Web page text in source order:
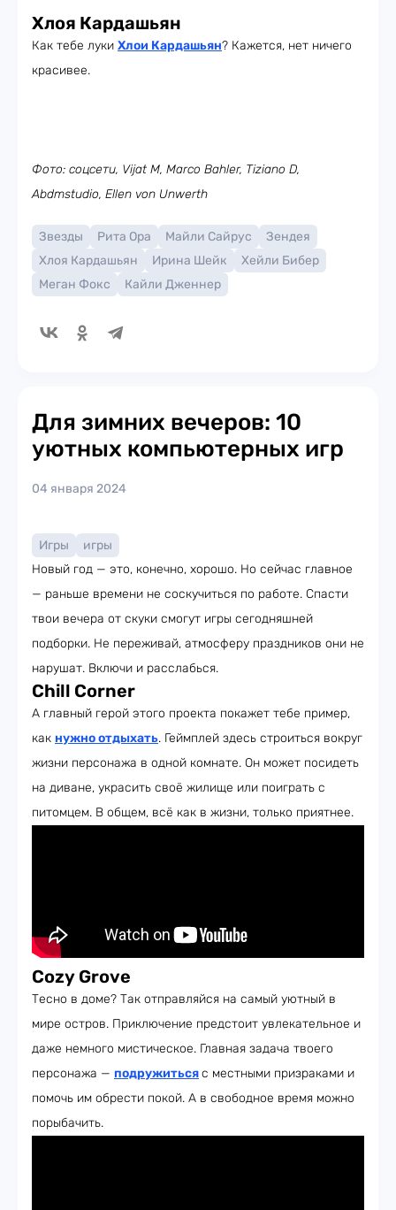
Хлоя Кардашьян
Как тебе луки Хлои Кардашьян? Кажется, нет ничего
красивее.
Фото: соцсети, Vijat M, Marco Bahler, Tiziano D,
Abdmstudio, Ellen von Unwerth
Звезды Рита Ора Майли Сайрус
Зендея
Хлоя Кардашьян
Ирина Шейк
Хейли Бибер
Меган Фокс
Кайли Дженнер
Для зимних вечеров: 10
уютных компьютерных игр
04 января 2024
Игры
игры
Новый год — это, конечно, хорошо. Но сейчас главное
— раньше времени не соскучиться по работе. Спасти
твои вечера от скуки смогут игры сегодняшней
подборки. Не переживай, атмосферу праздников они не
нарушат. Включи и расслабься.
Chill Corner
А главный герой этого проекта покажет тебе пример,
как нужно отдыхать. Геймплей здесь строиться вокруг
жизни персонажа в одной комнате. Он может посидеть
на диване, украсить своё жилище или поиграть с
питомцем. В общем, всё как в жизни, только приятнее.
Cozy Grove
Тесно в доме? Так отправляйся на самый уютный в
мире остров. Приключение предстоит увлекательное и
даже немного мистическое. Главная задача твоего
персонажа — подружитьсяс местными призраками и
помочь им обрести покой. А в свободное время можно
порыбачить.